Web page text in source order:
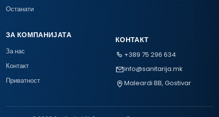
Останати
ЗА КОМПАНИЈАТА
За нас
Контакт
Приватност
КОНТАКТ
+389 75 296 634
info@sanitarija.mk
Maleardi BB, Gostivar